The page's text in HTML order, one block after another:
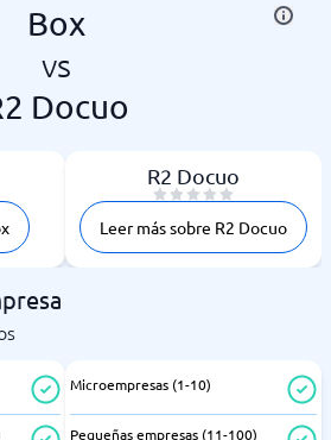
Box
vs
Docuo
R2 Docuo
Leer más sobre R2 Docuo
Microempresas (1-10)
Pequeñas empresas (11-100)